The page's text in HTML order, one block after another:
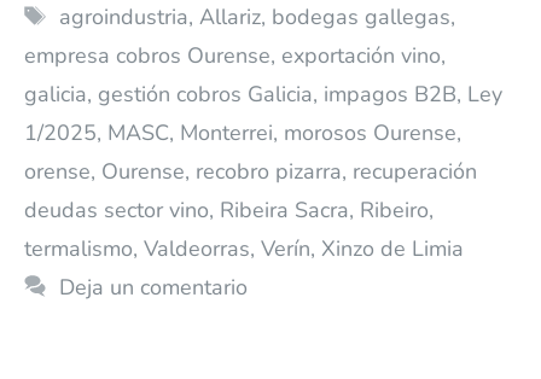
agroindustria, Allariz, bodegas gallegas,
empresa cobros Ourense, exportación vino,
galicia, gestión cobros Galicia, impagos B2B, Ley
1/2025, MASC, Monterrei, morosos Ourense,
orense, Ourense, recobro pizarra, recuperación
deudas sector vino, Ribeira Sacra, Ribeiro,
termalismo, Valdeorras, Verín, Xinzo de Limia
Deja un comentario